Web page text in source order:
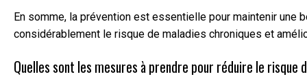
En somme, la prévention est essentielle pour maintenir une
considérablement le risque de maladies chroniques et
Quelles sont les mesures à prendre pour réduire le risque